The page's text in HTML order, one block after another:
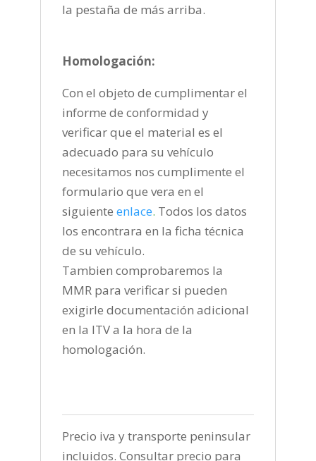
la pestaña de más arriba.
Homologación:
Con el objeto de cumplimentar el
informe de conformidad y
verificar que el material es el
adecuado para su vehículo
necesitamos nos cumplimente el
formulario que vera en el
siguiente enlace. Todos los datos
los encontrara en la ficha técnica
de su vehículo.
Tambien comprobaremos la
MMR para verificar si pueden
exigirle documentación adicional
en la ITV a la hora de la
homologación.
Precio iva y transporte peninsular
incluidos. Consultar precio para